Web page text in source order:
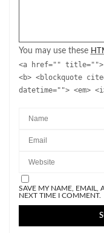
You may use these
<a href="" title="">
<b> <blockquote
datetime=""> <em>
SAVE MY NAME, EMAIL,
NEXT TIME I COMMENT.